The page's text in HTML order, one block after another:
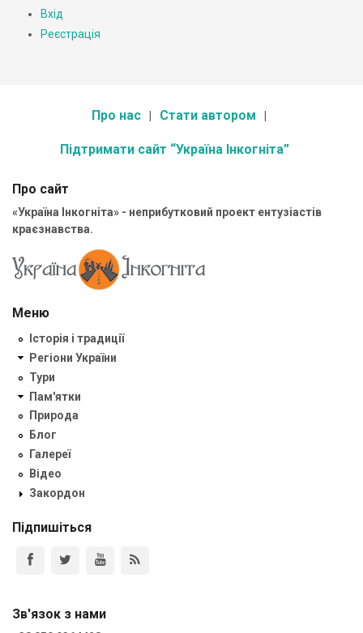
Вхід
Реєстрація
Про нас Стати автором
Підтримати сайт “Україна Інкогніта”
Про сайт
«Україна Інкогніта» - неприбутковий проект ентузіастів
краєзнавства.
Меню
Історія і традиції
Регіони України
Тури
Пам'ятки
Природа
Блог
Галереї
Відео
Закордон
Підпишіться
Зв'язок з нами